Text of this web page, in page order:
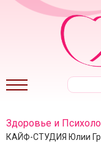
Здоровье и
КАЙФ-СТУДИЯ Юлии